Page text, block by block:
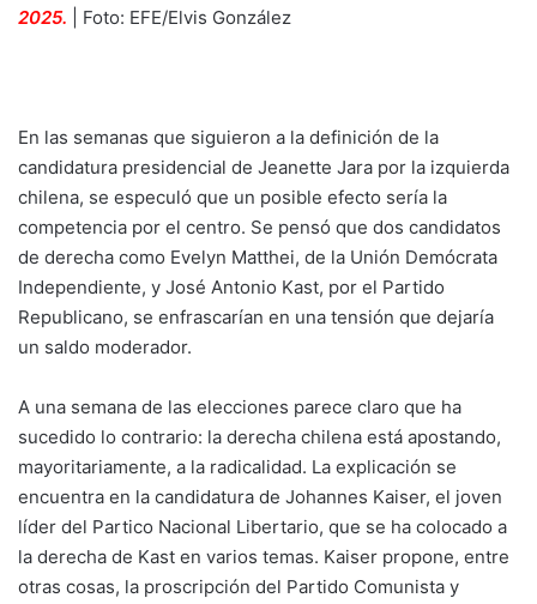
2025.
| Foto: EFE/Elvis González
En las semanas que siguieron a la definición de la
candidatura presidencial de Jeanette Jara por la izquierda
chilena, se especuló que un posible efecto sería la
competencia por el centro. Se pensó que dos candidatos
de derecha como Evelyn Matthei, de la Unión Demócrata
Independiente, y José Antonio Kast, por el Partido
Republicano, se enfrascarían en una tensión que dejaría
un saldo moderador.
A una semana de las elecciones parece claro que ha
sucedido lo contrario: la derecha chilena está apostando,
mayoritariamente, a la radicalidad. La explicación se
encuentra en la candidatura de Johannes Kaiser, el joven
líder del Partico Nacional Libertario, que se ha colocado a
la derecha de Kast en varios temas. Kaiser propone, entre
otras cosas, la proscripción del Partido Comunista y